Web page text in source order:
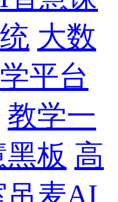
大数
平台
教学一
板 高
吊麦AI